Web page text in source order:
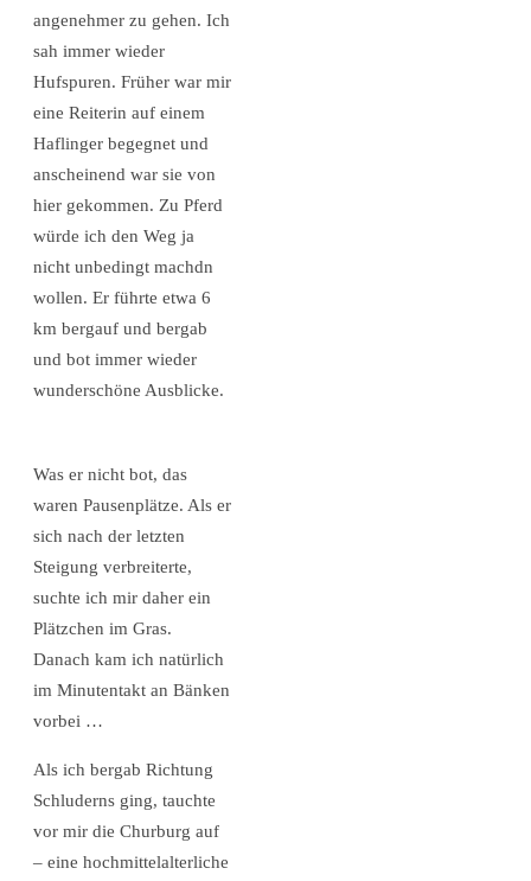
angenehmer zu gehen. Ich
sah immer wieder
Hufspuren. Früher war mir
eine Reiterin auf einem
Haflinger begegnet und
anscheinend war sie von
hier gekommen. Zu Pferd
würde ich den Weg ja
nicht unbedingt machdn
wollen. Er führte etwa 6
km bergauf und bergab
und bot immer wieder
wunderschöne Ausblicke.
Was er nicht bot, das
waren Pausenplätze. Als er
sich nach der letzten
Steigung verbreiterte,
suchte ich mir daher ein
Plätzchen im Gras.
Danach kam ich natürlich
im Minutentakt an Bänken
vorbei …
Als ich bergab Richtung
Schluderns ging, tauchte
vor mir die Churburg auf
– eine hochmittelalterliche